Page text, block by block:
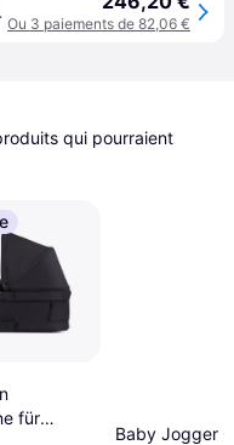
plus hauts
Ou 3 paiements de 82,06 €
qui pourraient
für
Baby Jogger